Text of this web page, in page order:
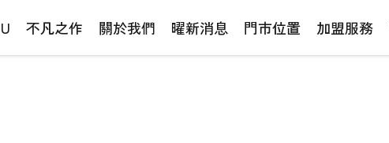
不凡之作 關於我們 曜新消息 門市位置 加盟服務